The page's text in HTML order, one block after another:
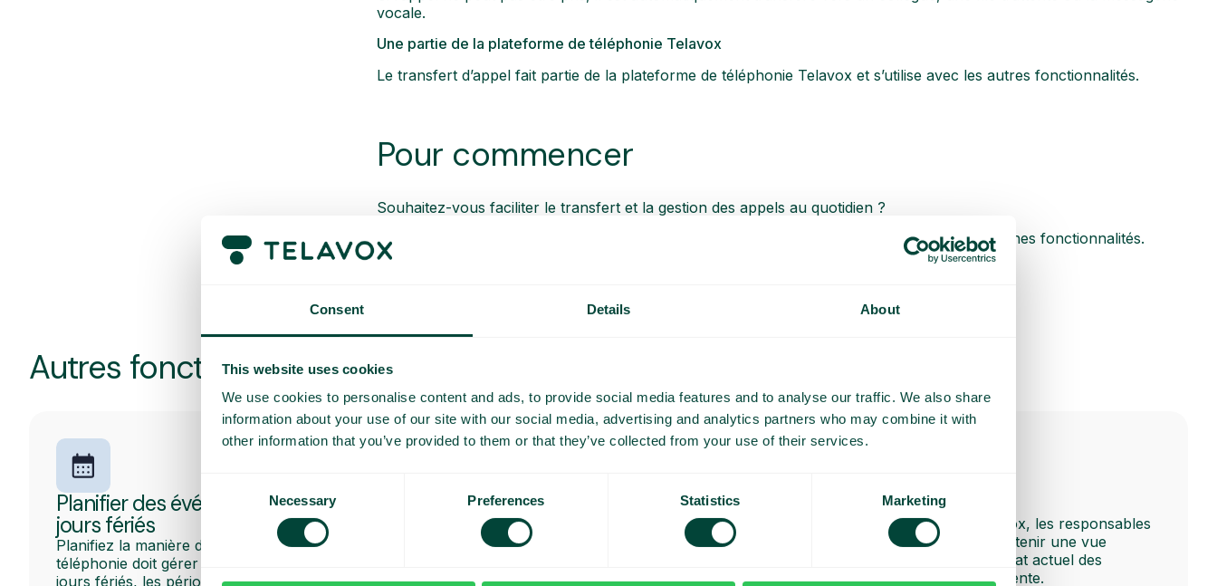
Consent Details About
This website uses cookies
We use cookies to personalise content and ads, to provide social media features and to analyse our traffic. We also share
information about your use of our site with our social media, advertising and analytics partners who may combine it with
other information that you’ve provided to them or that they’ve collected from your use of their services.
Selection
Necessary Preferences Statistics Marketing
vocale.
Une partie de la plateforme de téléphonie Telavox
Le transfert d’appel fait partie de la plateforme de téléphonie Telavox et s’utilise avec les autres fonctionnalités.
Pour commencer
Souhaitez-vous faciliter le transfert et la gestion des appels au quotidien ?
Contactez le service commercial de Telavox et nous vous aiderons à démarrer avec les bonnes fonctionnalités.
Autres fonctionnalités populaires
Planifier des événements et des
jours fériés
Planifiez la manière dont la plateforme de
téléphonie doit gérer les appels pendant les
jours fériés, les périodes de vacances et
SMS à l’appelant
Informez facilement vos clients par SMS
avant, pendant ou après un appel entrant.
Mon aperçu
Dans l’application Telavox, les responsables
et managers peuvent obtenir une vue
d’ensemble rapide de l’état actuel des
effectifs et des files d’attente.